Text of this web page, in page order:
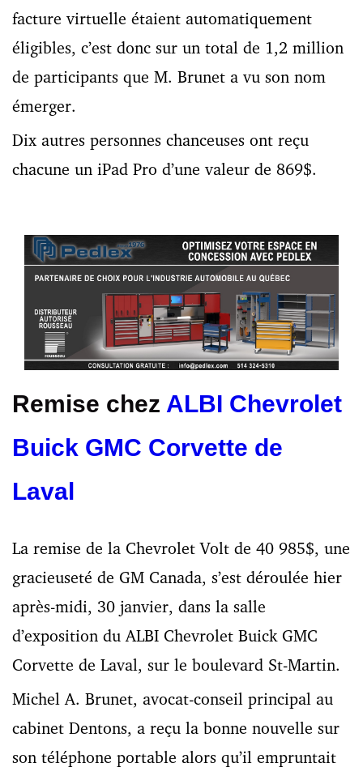
facture virtuelle étaient automatiquement
éligibles, c’est donc sur un total de 1,2 million
de participants que M. Brunet a vu son nom
émerger.
Dix autres personnes chanceuses ont reçu
chacune un iPad Pro d’une valeur de 869$.
Remise chez ALBI Chevrolet
Buick GMC Corvette de
Laval
La remise de la Chevrolet Volt de 40 985$, une
gracieuseté de GM Canada, s’est déroulée hier
après-midi, 30 janvier, dans la salle
d’exposition du ALBI Chevrolet Buick GMC
Corvette de Laval, sur le boulevard St-Martin.
Michel A. Brunet, avocat-conseil principal au
cabinet Dentons, a reçu la bonne nouvelle sur
son téléphone portable alors qu’il empruntait